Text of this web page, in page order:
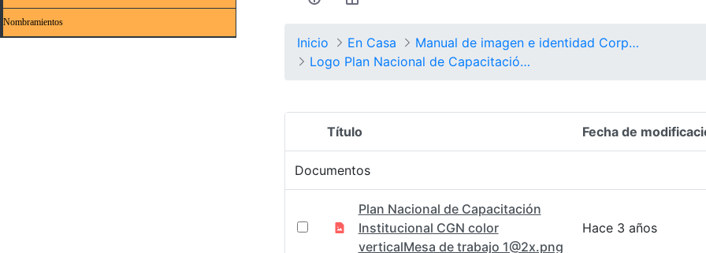
Nombramientos
Inicio En Casa
Manual de imagen e identidad Corporativa
Logo Plan Nacional de Capacitación Institucional CGN
Selección del elemento
Título
Fecha de
Documentos
Plan Nacional de Capacitación
Institucional CGN color
verticalMesa de trabajo 1@2x.png
Hace 3 años